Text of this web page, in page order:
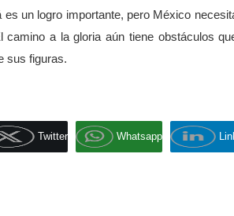
es un logro importante, pero México
camino a la gloria aún tiene obstáculos
sus figuras.
Twitter Whatsapp